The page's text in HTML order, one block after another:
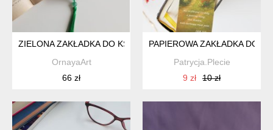
ZIELONA ZAKŁADKA DO KSIĄŻKI - CZAKRA SERCA, Z
OrnayaArt
66 zł
PAPIEROWA ZAKŁADKA DO
Patrycja.Plecie
9 zł
10 zł